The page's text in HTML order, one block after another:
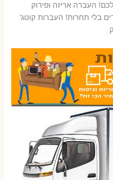
העברה אריזה ופירוק
בלי תחרות! העברות קוטג'